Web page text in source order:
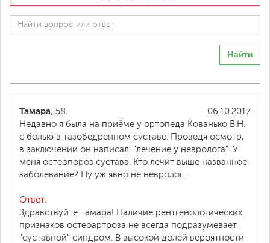
Найти
06.10.2017
Тамара, 58
Недавно я была на приёме у ортопеда Кованько В.Н.
с болью в тазобедренном суставе. Проведя осмотр,
в заключении он написал: "лечение у невролога" .У
меня остеопороз сустава. Кто лечит выше названное
заболевание? Ну уж явно не невролог.
Ответ:
Здравствуйте Тамара! Наличие рентгенологических
признаков остеоартроза не всегда подразумевает
"суставной" синдром. В высокой долей вероятности